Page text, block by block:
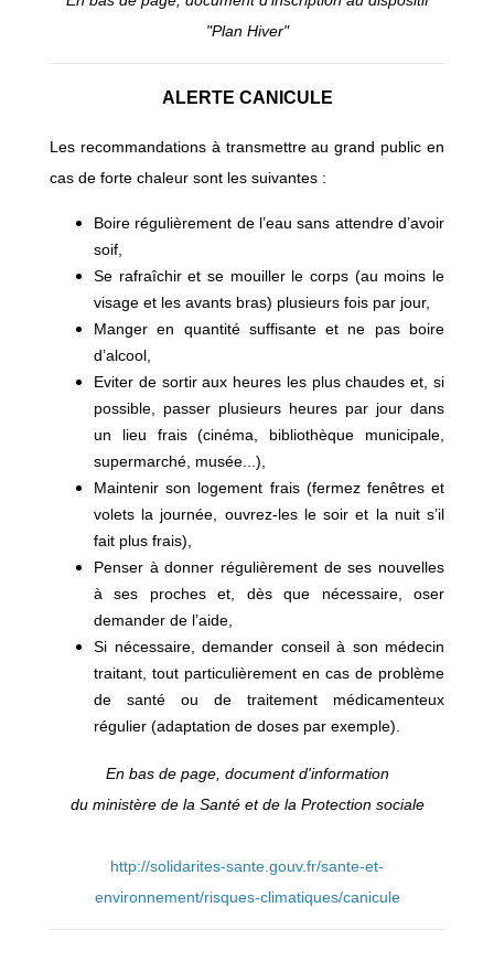
"Plan Hiver"
ALERTE CANICULE
Les recommandations à transmettre au grand public en
cas de forte chaleur sont les suivantes :
Boire régulièrement de l’eau sans attendre d’avoir
soif,
Se rafraîchir et se mouiller le corps (au moins le
visage et les avants bras) plusieurs fois par jour,
Manger en quantité suffisante et ne pas boire
d’alcool,
Eviter de sortir aux heures les plus chaudes et, si
possible, passer plusieurs heures par jour dans
un lieu frais (cinéma, bibliothèque municipale,
supermarché, musée...),
Maintenir son logement frais (fermez fenêtres et
volets la journée, ouvrez-les le soir et la nuit s’il
fait plus frais),
Penser à donner régulièrement de ses nouvelles
à ses proches et, dès que nécessaire, oser
demander de l’aide,
Si nécessaire, demander conseil à son médecin
traitant, tout particulièrement en cas de problème
de santé ou de traitement médicamenteux
régulier (adaptation de doses par exemple).
En bas de page, document d'information
du ministère de la Santé et de la Protection sociale
http://solidarites-sante.gouv.fr/sante-et-
environnement/risques-climatiques/canicule